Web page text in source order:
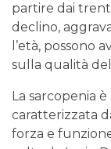
partire dai
declino,
l’età, possono
sulla qualità
La sarcopenia
caratterizzata
forza e